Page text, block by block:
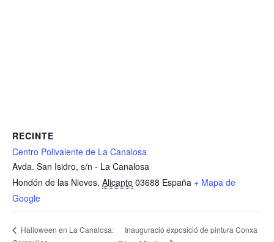
RECINTE
Centro Polivalente de La Canalosa
Avda. San Isidro, s/n - La Canalosa
Hondón de las Nieves, Alicante 03688 España + Mapa de
Google
Halloween en La Canalosa:
Inauguració exposició de pintura Conxa